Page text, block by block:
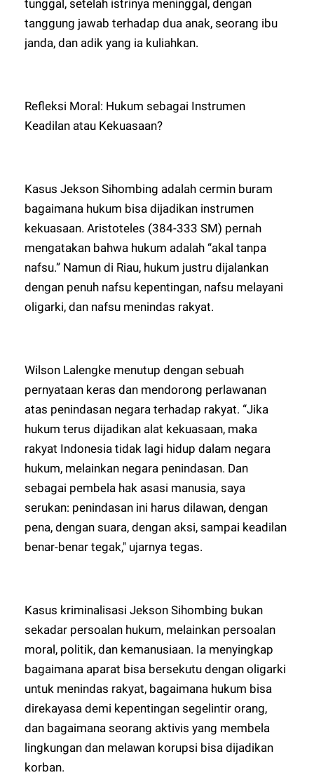
tunggal, setelah istrinya meninggal, dengan
tanggung jawab terhadap dua anak, seorang ibu
janda, dan adik yang ia kuliahkan.
Refleksi Moral: Hukum sebagai Instrumen
Keadilan atau Kekuasaan?
Kasus Jekson Sihombing adalah cermin buram
bagaimana hukum bisa dijadikan instrumen
kekuasaan. Aristoteles (384-333 SM) pernah
mengatakan bahwa hukum adalah “akal tanpa
nafsu.” Namun di Riau, hukum justru dijalankan
dengan penuh nafsu kepentingan, nafsu melayani
oligarki, dan nafsu menindas rakyat.
Wilson Lalengke menutup dengan sebuah
pernyataan keras dan mendorong perlawanan
atas penindasan negara terhadap rakyat. “Jika
hukum terus dijadikan alat kekuasaan, maka
rakyat Indonesia tidak lagi hidup dalam negara
hukum, melainkan negara penindasan. Dan
sebagai pembela hak asasi manusia, saya
serukan: penindasan ini harus dilawan, dengan
pena, dengan suara, dengan aksi, sampai keadilan
benar-benar tegak," ujarnya tegas.
Kasus kriminalisasi Jekson Sihombing bukan
sekadar persoalan hukum, melainkan persoalan
moral, politik, dan kemanusiaan. Ia menyingkap
bagaimana aparat bisa bersekutu dengan oligarki
untuk menindas rakyat, bagaimana hukum bisa
direkayasa demi kepentingan segelintir orang,
dan bagaimana seorang aktivis yang membela
lingkungan dan melawan korupsi bisa dijadikan
korban.